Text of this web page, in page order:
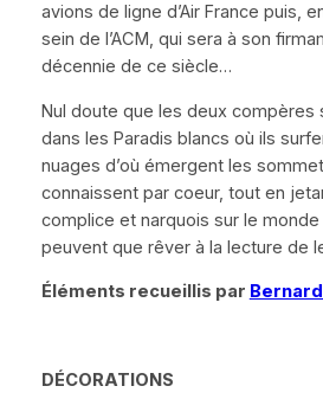
avions de ligne d’Air France puis,
sein de l’ACM, qui sera à son
décennie de ce siècle…
Nul doute que les deux compères
dans les Paradis blancs où ils
nuages d’où émergent les
connaissent par coeur, tout en
complice et narquois sur le
peuvent que rêver à la lecture de
Éléments recueillis par
D ÉCORATIONS